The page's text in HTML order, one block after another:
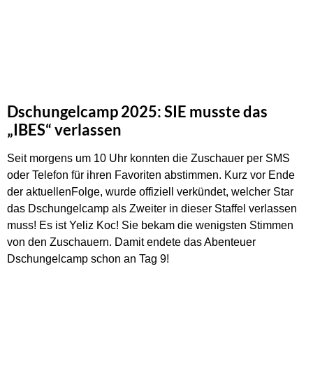
Dschungelcamp 2025: SIE musste das
„IBES“ verlassen
Seit morgens um 10 Uhr konnten die Zuschauer per SMS
oder Telefon für ihren Favoriten abstimmen. Kurz vor Ende
der aktuellenFolge, wurde offiziell verkündet, welcher Star
das Dschungelcamp als Zweiter in dieser Staffel verlassen
muss! Es ist Yeliz Koc! Sie bekam die wenigsten Stimmen
von den Zuschauern. Damit endete das Abenteuer
Dschungelcamp schon an Tag 9!